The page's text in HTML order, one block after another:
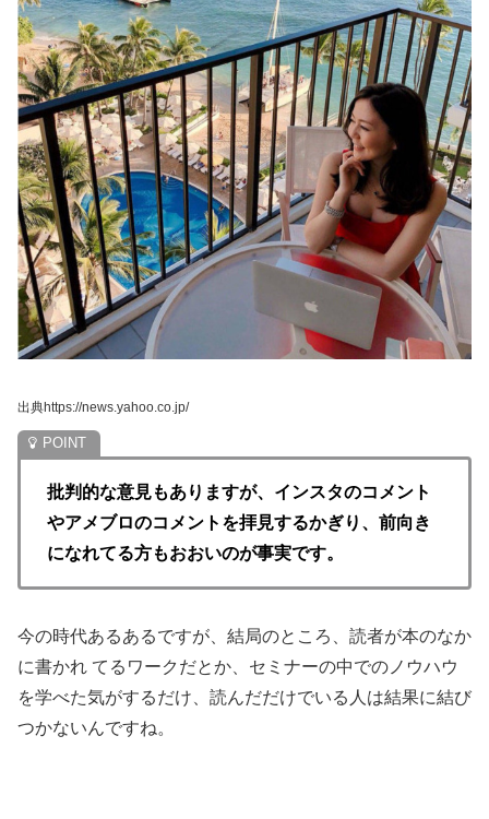
出典https://news.yahoo.co.jp/
批判的な意見もありますが、インスタのコメント
やアメブロのコメントを拝見するかぎり、前向き
になれてる方もおおいのが事実です。
今の時代あるあるですが、結局のところ、読者が本のなか
に書かれ てるワークだとか、セミナーの中でのノウハウ
を学べた気がするだけ、読んだだけでいる人は結果に結び
つかないんですね。